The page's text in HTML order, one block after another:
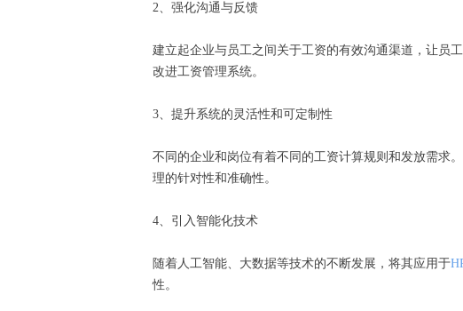
2、强化沟通与反馈
建立起企业与员工之间关于工资的有效沟通渠道，让员
改进工资管理系统。
3、提升系统的灵活性和可定制性
不同的企业和岗位有着不同的工资计算规则和发放需求
理的针对性和准确性。
4、引入智能化技术
随着人工智能、大数据等技术的不断发展，将其应用于
性。